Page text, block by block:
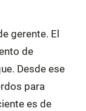
gerente. El
de
Desde ese
para
es de